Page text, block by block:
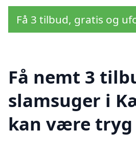
Få 3 tilbud, gratis og
Få nemt 3
slamsuger i
kan være tryg